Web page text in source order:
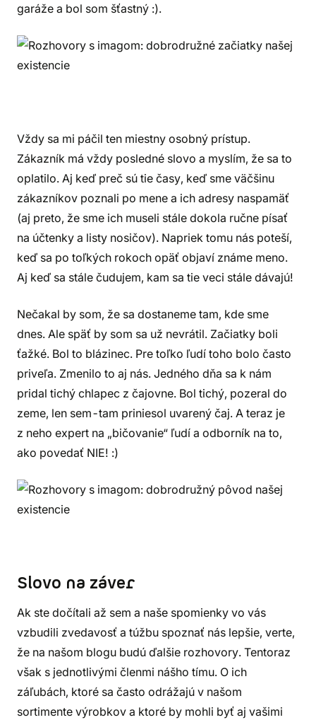
garáže a bol som šťastný :).
Vždy sa mi páčil ten miestny osobný prístup.
Zákazník má vždy posledné slovo a myslím, že sa to
oplatilo. Aj keď preč sú tie časy, keď sme väčšinu
zákazníkov poznali po mene a ich adresy naspamäť
(aj preto, že sme ich museli stále dokola ručne písať
na účtenky a listy nosičov). Napriek tomu nás poteší,
keď sa po toľkých rokoch opäť objaví známe meno.
Aj keď sa stále čudujem, kam sa tie veci stále dávajú!
Nečakal by som, že sa dostaneme tam, kde sme
dnes. Ale späť by som sa už nevrátil. Začiatky boli
ťažké. Bol to blázinec. Pre toľko ľudí toho bolo často
priveľa. Zmenilo to aj nás. Jedného dňa sa k nám
pridal tichý chlapec z čajovne. Bol tichý, pozeral do
zeme, len sem-tam priniesol uvarený čaj. A teraz je
z neho expert na „bičovanie“ ľudí a odborník na to,
ako povedať NIE! :)
Slovo na záver
Ak ste dočítali až sem a naše spomienky vo vás
vzbudili zvedavosť a túžbu spoznať nás lepšie, verte,
že na našom blogu budú ďalšie rozhovory. Tentoraz
však s jednotlivými členmi nášho tímu. O ich
záľubách, ktoré sa často odrážajú v našom
sortimente výrobkov a ktoré by mohli byť aj vašimi